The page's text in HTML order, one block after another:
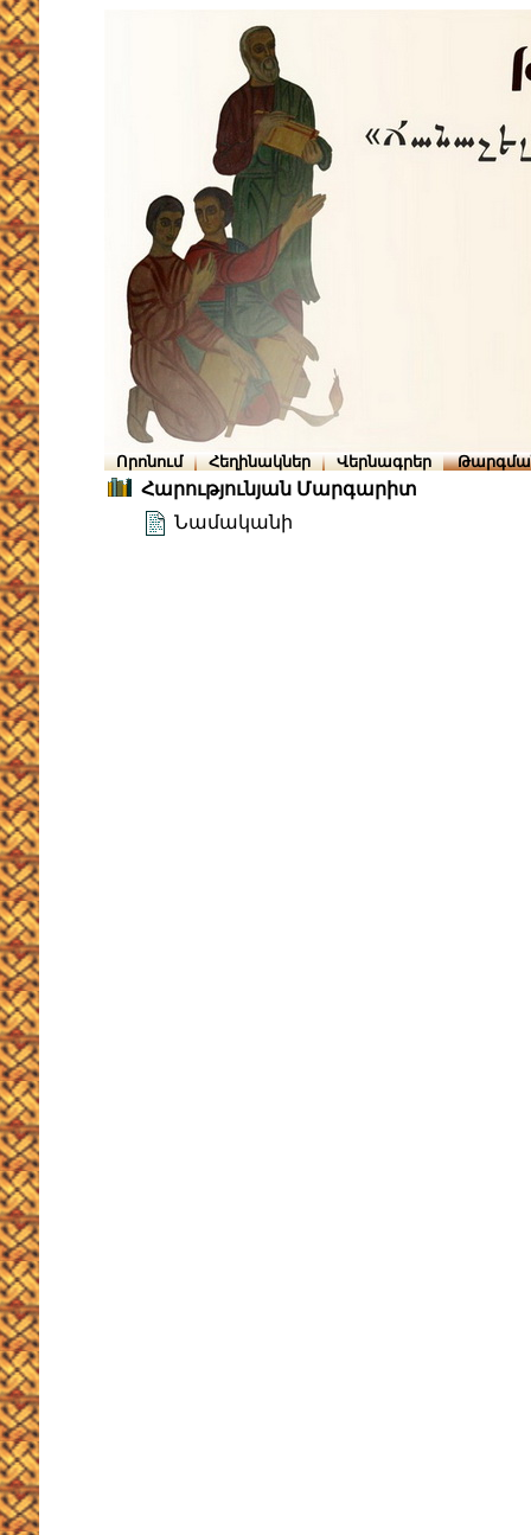
Որոնում Հեղինակներ Վերնագրեր
Հարությունյան Մարգարիտ
Նամականի